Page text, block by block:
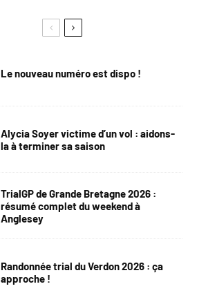
Le nouveau numéro est dispo !
Alycia Soyer victime d’un vol : aidons-
la à terminer sa saison
TrialGP de Grande Bretagne 2026 :
résumé complet du weekend à
Anglesey
Randonnée trial du Verdon 2026 : ça
approche !